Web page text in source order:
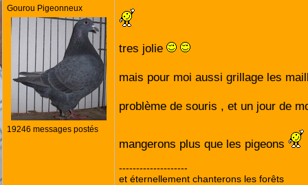
Gourou Pigeonneux
19246 messages postés
tres jolie
mais pour moi aussi grillage les
problème de souris , et un jour de
mangerons plus que les pigeons
--------------------
et éternellement chanterons les forêts